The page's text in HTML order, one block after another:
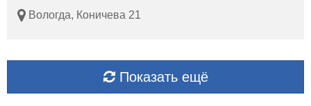
Вологда, Коничева 21
Показать ещё